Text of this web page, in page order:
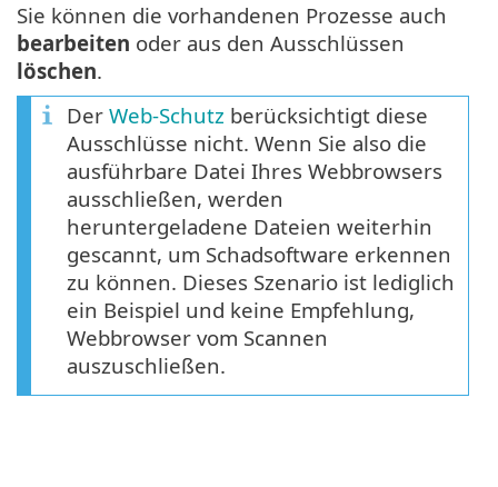
Sie können die vorhandenen Prozesse auch
bearbeiten oder aus den Ausschlüssen
löschen.
Der Web-Schutz berücksichtigt diese
Ausschlüsse nicht. Wenn Sie also die
ausführbare Datei Ihres Webbrowsers
ausschließen, werden
heruntergeladene Dateien weiterhin
gescannt, um Schadsoftware erkennen
zu können. Dieses Szenario ist lediglich
ein Beispiel und keine Empfehlung,
Webbrowser vom Scannen
auszuschließen.